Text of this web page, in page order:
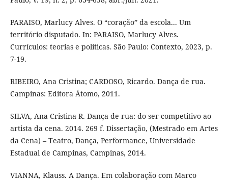
PARAISO, Marlucy Alves. O “coração” da escola... Um
território disputado. In: PARAISO, Marlucy Alves.
Currículos: teorias e políticas. São Paulo: Contexto, 2023, p.
7-19.
RIBEIRO, Ana Cristina; CARDOSO, Ricardo. Dança de rua.
Campinas: Editora Átomo, 2011.
SILVA, Ana Cristina R. Dança de rua: do ser competitivo ao
artista da cena. 2014. 269 f. Dissertação, (Mestrado em Artes
da Cena) – Teatro, Dança, Performance, Universidade
Estadual de Campinas, Campinas, 2014.
VIANNA, Klauss. A Dança. Em colaboração com Marco